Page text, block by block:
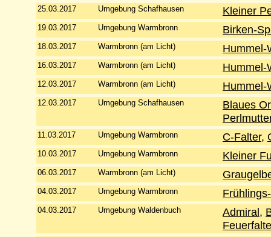
25.03.2017 Umgebung Schafhausen Kleiner
19.03.2017 Umgebung Warmbronn Birken-
18.03.2017 Warmbronn (am Licht) Hummel-
16.03.2017 Warmbronn (am Licht) Hummel-
12.03.2017 Warmbronn (am Licht) Hummel-
12.03.2017 Umgebung Schafhausen
Blaues
11.03.2017 Umgebung Warmbronn C-Falter,
10.03.2017 Umgebung Warmbronn Kleiner
06.03.2017 Warmbronn (am Licht)
04.03.2017 Umgebung Warmbronn
04.03.2017 Umgebung Waldenbuch Admiral,